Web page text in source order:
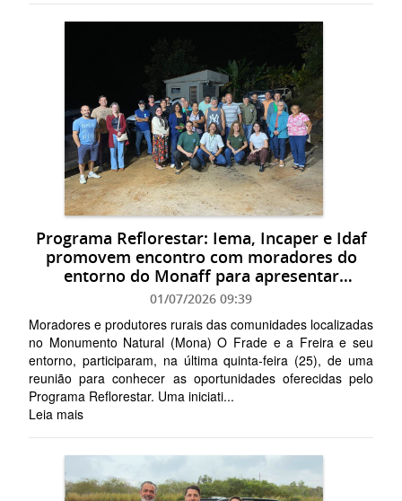
Programa Reflorestar: Iema, Incaper e Idaf
promovem encontro com moradores do
entorno do Monaff para apresentar
oportunidades
01/07/2026 09:39
Moradores e produtores rurais das comunidades localizadas
no Monumento Natural (Mona) O Frade e a Freira e seu
entorno, participaram, na última quinta-feira (25), de uma
reunião para conhecer as oportunidades oferecidas pelo
Programa Reflorestar. Uma iniciati...
Leia mais